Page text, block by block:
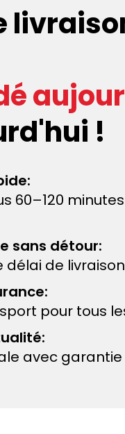
!
60–120
sans détour:
délai de
pour tous
avec